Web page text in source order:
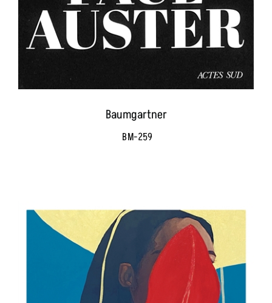
Baumgartner
BM-259